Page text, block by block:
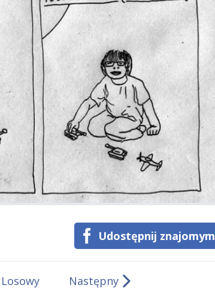
Udostępnij znajomym
Losowy Następny